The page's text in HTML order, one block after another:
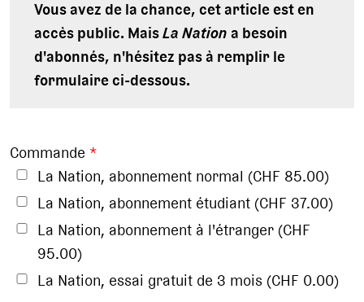
Vous avez de la chance, cet article est en
accès public. MaisLa Nationa besoin
d'abonnés, n'hésitez pas à remplir le
formulaire ci-dessous.
Commande *
La Nation, abonnement normal (CHF 85.00)
La Nation, abonnement étudiant (CHF 37.00)
La Nation, abonnement à l'étranger (CHF
95.00)
La Nation, essai gratuit de 3 mois (CHF 0.00)